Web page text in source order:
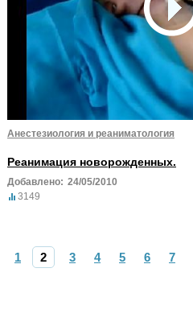
Анестезиология и реаниматология
Реанимация новорожденных.
Добавлено: 24/05/2010
3149
1 2 3 4 5 6 7